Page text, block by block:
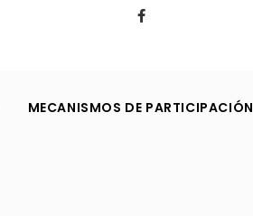
MECANISMOS DE PARTICIPACIÓN